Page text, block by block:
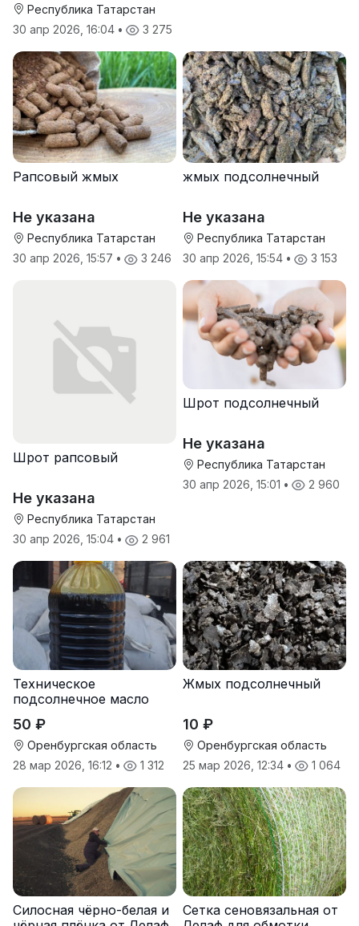
Республика Татарстан
30 апр 2026, 16:04 • 3 275
Рапсовый жмых
Не указана
Республика Татарстан
30 апр 2026, 15:57 • 3 246
жмых подсолнечный
Не указана
Республика Татарстан
30 апр 2026, 15:54 • 3 153
Шрот рапсовый
Не указана
Республика Татарстан
30 апр 2026, 15:04 • 2 961
Шрот подсолнечный
Не указана
Республика Татарстан
30 апр 2026, 15:01 • 2 960
Техническое
подсолнечное масло
50 ₽
Оренбургская область
28 мар 2026, 16:12 • 1 312
Жмых подсолнечный
10 ₽
Оренбургская область
25 мар 2026, 12:34 • 1 064
Силосная чёрно-белая и
Сетка сеновязальная от